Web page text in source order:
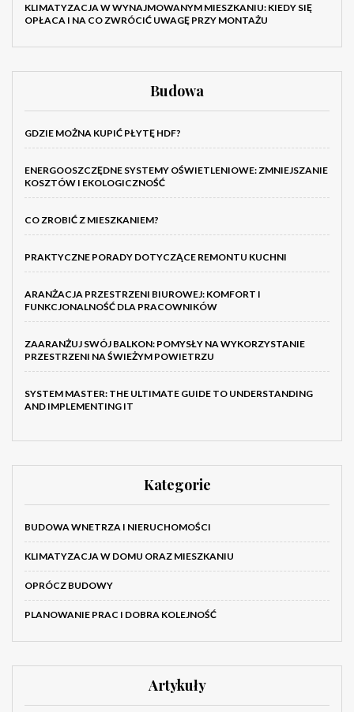
KLIMATYZACJA W WYNAJMOWANYM MIESZKANIU: KIEDY SIĘ
OPŁACA I NA CO ZWRÓCIĆ UWAGĘ PRZY MONTAŻU
Budowa
GDZIE MOŻNA KUPIĆ PŁYTĘ HDF?
ENERGOOSZCZĘDNE SYSTEMY OŚWIETLENIOWE: ZMNIEJSZANIE
KOSZTÓW I EKOLOGICZNOŚĆ
CO ZROBIĆ Z MIESZKANIEM?
PRAKTYCZNE PORADY DOTYCZĄCE REMONTU KUCHNI
ARANŻACJA PRZESTRZENI BIUROWEJ: KOMFORT I
FUNKCJONALNOŚĆ DLA PRACOWNIKÓW
ZAARANŻUJ SWÓJ BALKON: POMYSŁY NA WYKORZYSTANIE
PRZESTRZENI NA ŚWIEŻYM POWIETRZU
SYSTEM MASTER: THE ULTIMATE GUIDE TO UNDERSTANDING
AND IMPLEMENTING IT
Kategorie
BUDOWA WNETRZA I NIERUCHOMOŚCI
KLIMATYZACJA W DOMU ORAZ MIESZKANIU
OPRÓCZ BUDOWY
PLANOWANIE PRAC I DOBRA KOLEJNOŚĆ
Artykuły